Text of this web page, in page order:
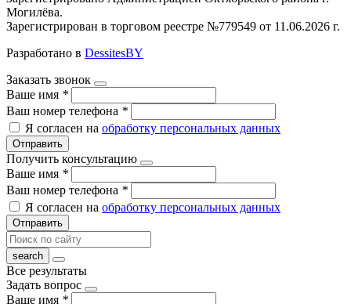
Могилёва.
Зарегистрирован в торговом реестре №779549 от 11.06.2026 г.
Разработано в DessitesBY
Заказать звонок
Ваше имя *
Ваш номер телефона *
Я согласен на обработку персональных данных
Отправить
Получить консультацию
Ваше имя *
Ваш номер телефона *
Я согласен на обработку персональных данных
Отправить
Все результаты
Задать вопрос
Ваше имя *